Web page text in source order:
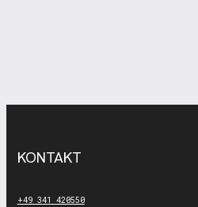
KONTAKT
+49 341 420550